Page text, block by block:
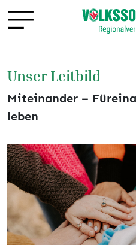
Unser Leitbild
Miteinander –
leben